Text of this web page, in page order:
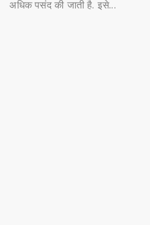
अधिक पसंद की जाती है. इसे...